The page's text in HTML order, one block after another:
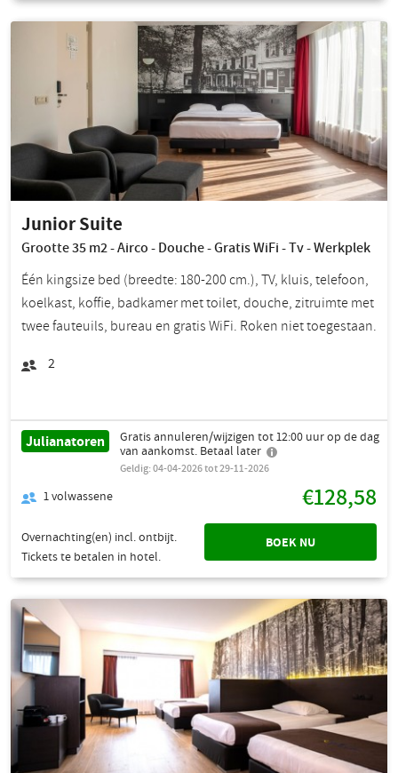
Junior Suite
Grootte 35 m2 - Airco - Douche - Gratis WiFi - Tv - Werkplek
Één kingsize bed (breedte: 180-200 cm.), TV, kluis, telefoon,
koelkast, koffie, badkamer met toilet, douche, zitruimte met
twee fauteuils, bureau en gratis WiFi. Roken niet toegestaan.
2
Julianatoren
Gratis annuleren/wijzigen tot 12:00 uur op de dag
van aankomst. Betaal later
Geldig: 04-04-2026 tot 29-11-2026
1volwassene €128,58
Overnachting(en) incl. ontbijt.
Tickets te betalen in hotel.
BOEK NU